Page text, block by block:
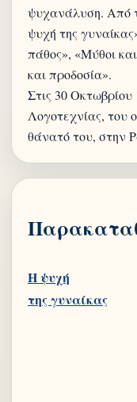
ψυχανάλυση. Από
ψυχή της
πάθος», «Μύθοι
και προδοσία».
Στις 30
Λογοτεχνίας, του
Η ψυχή